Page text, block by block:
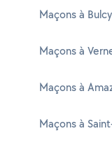
Maçons à Bulcy
Maçons à
Maçons à
Maçons à